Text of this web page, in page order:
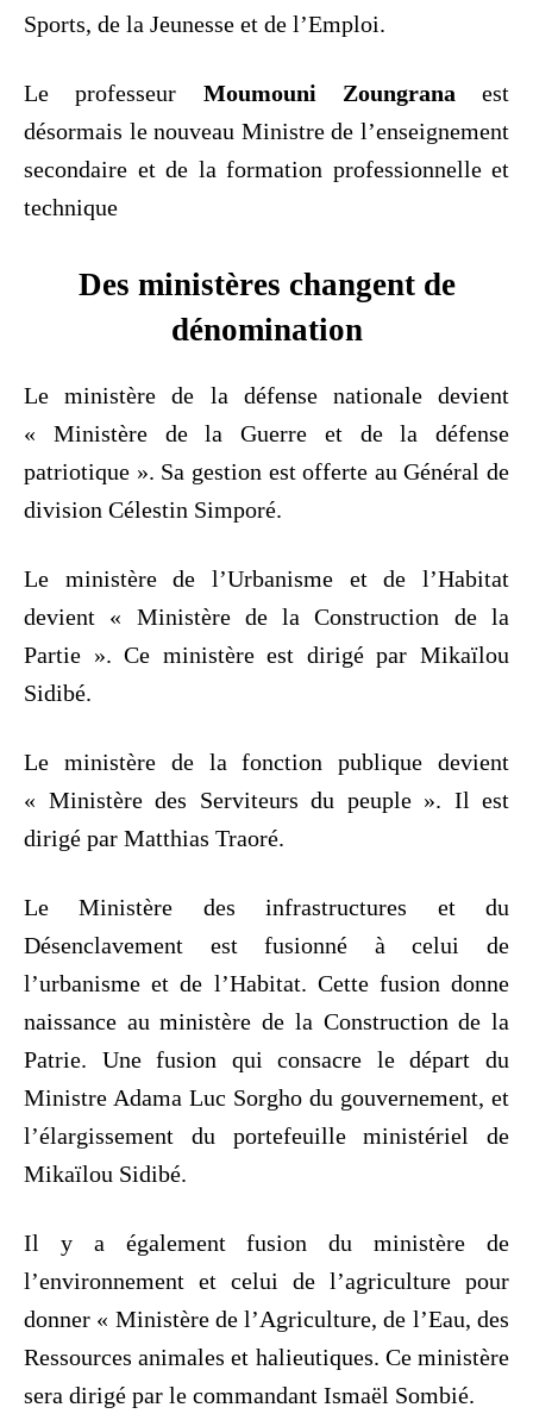
Sports, de la Jeunesse et de l’Emploi.
Le professeur Moumouni Zoungrana est
désormais le nouveau Ministre de l’enseignement
secondaire et de la formation professionnelle et
technique
Des ministères changent de
dénomination
Le ministère de la défense nationale devient
« Ministère de la Guerre et de la défense
patriotique ». Sa gestion est offerte au Général de
division Célestin Simporé.
Le ministère de l’Urbanisme et de l’Habitat
devient « Ministère de la Construction de la
Partie ». Ce ministère est dirigé par Mikaïlou
Sidibé.
Le ministère de la fonction publique devient
« Ministère des Serviteurs du peuple ». Il est
dirigé par Matthias Traoré.
Le Ministère des infrastructures et du
Désenclavement est fusionné à celui de
l’urbanisme et de l’Habitat. Cette fusion donne
naissance au ministère de la Construction de la
Patrie. Une fusion qui consacre le départ du
Ministre Adama Luc Sorgho du gouvernement, et
l’élargissement du portefeuille ministériel de
Mikaïlou Sidibé.
Il y a également fusion du ministère de
l’environnement et celui de l’agriculture pour
donner « Ministère de l’Agriculture, de l’Eau, des
Ressources animales et halieutiques. Ce ministère
sera dirigé par le commandant Ismaël Sombié.